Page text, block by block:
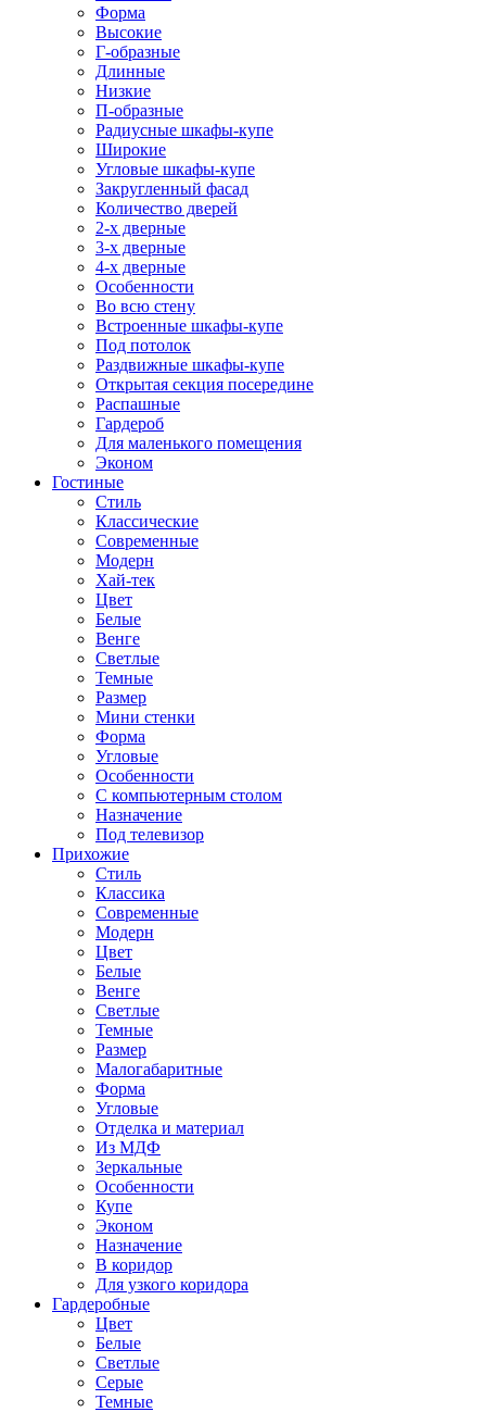
Форма
Высокие
Г-образные
Длинные
Низкие
П-образные
Радиусные шкафы-купе
Широкие
Угловые шкафы-купе
Закругленный фасад
Количество дверей
2-х дверные
3-х дверные
4-х дверные
Особенности
Во всю стену
Встроенные шкафы-купе
Под потолок
Раздвижные шкафы-купе
Открытая секция посередине
Распашные
Гардероб
Для маленького помещения
Эконом
Гостиные
Стиль
Классические
Современные
Модерн
Хай-тек
Цвет
Белые
Венге
Светлые
Темные
Размер
Мини стенки
Форма
Угловые
Особенности
С компьютерным столом
Назначение
Под телевизор
Прихожие
Стиль
Классика
Современные
Модерн
Цвет
Белые
Венге
Светлые
Темные
Размер
Малогабаритные
Форма
Угловые
Отделка и материал
Из МДФ
Зеркальные
Особенности
Купе
Эконом
Назначение
В коридор
Для узкого коридора
Гардеробные
Цвет
Белые
Светлые
Серые
Темные